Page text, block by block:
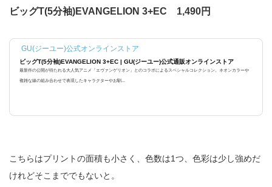
ビッグT(5分袖)EVANGELION 3+EC 1,490円
GU(ジーユー)公式オンラインストア
ビッグT(5分袖)EVANGELION 3+EC | GU(ジーユー)公式通販オンラインストア
最新作の公開が待たれる大人気アニメ「エヴァンゲリオン」とのコラボによるスペシャルコレクション。ネオンカラーや
複雑な線の組み合わせで表現したキャラクターやお馴...
こちらはプリントの面積も小さく、色数は1つ、色彩は少し強めだ
けれどそこまででもないと。